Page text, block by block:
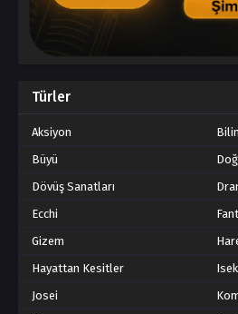
Türler
Aksiyon
Büyü
Dövüş Sanatları
Ecchi
Gizem
Hayattan Kesitler
Josei